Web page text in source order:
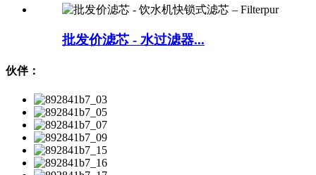
批发价滤芯 - 水过滤器...
伙伴：